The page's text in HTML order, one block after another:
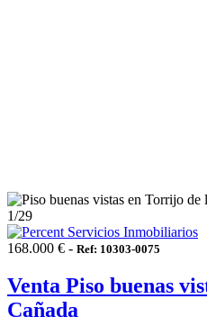
1/29
168.000 € - Ref: 10303-0075
Venta Piso buenas
Cañada